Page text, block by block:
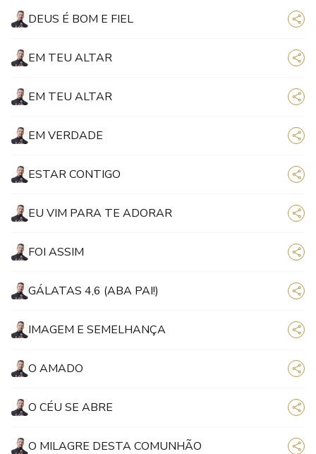
DEUS É BOM E FIEL
EM TEU ALTAR
EM TEU ALTAR
EM VERDADE
ESTAR CONTIGO
EU VIM PARA TE ADORAR
FOI ASSIM
GÁLATAS 4,6 (ABA PAI!)
IMAGEM E SEMELHANÇA
O AMADO
O CÉU SE ABRE
O MILAGRE DESTA COMUNHÃO